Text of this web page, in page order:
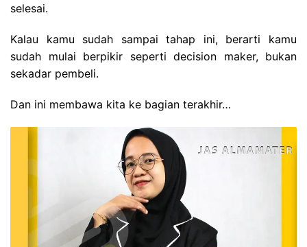
selesai.
Kalau kamu sudah sampai tahap ini, berarti kamu
sudah mulai berpikir seperti decision maker, bukan
sekadar pembeli.
Dan ini membawa kita ke bagian terakhir…